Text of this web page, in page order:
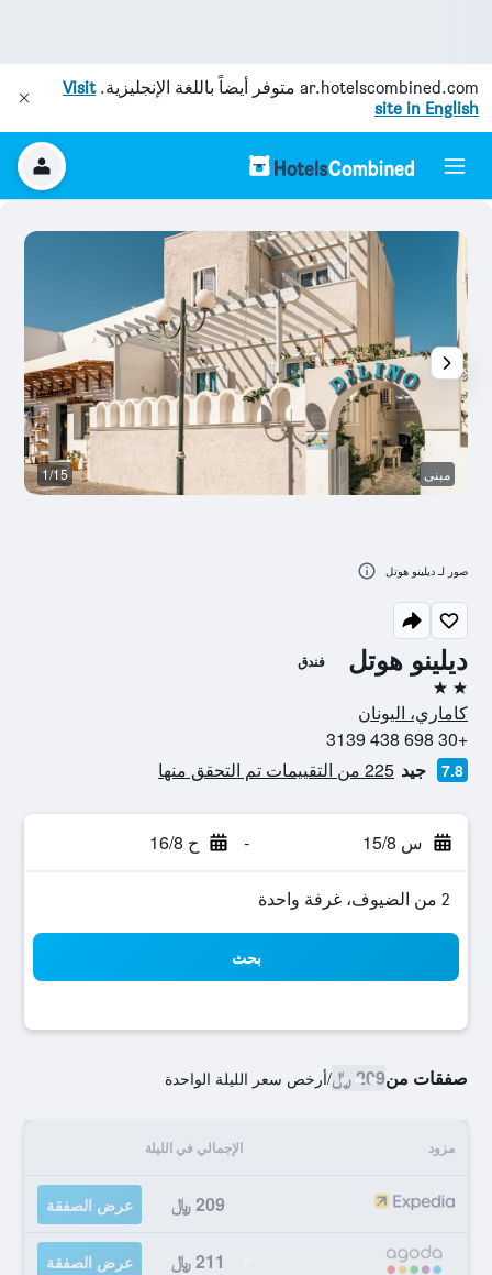
ar.hotelscombined.com متوفر أيضاً باللغة الإنجليزية.Visit
site in English
ديلينو هوتل فندق
2 نجمتين
كاماري، اليونان
+30 698 438 3139
7.8 جيد 225 من التقييمات تم التحقق منها
س 15/8 - ح 16/8
2 من الضيوف، غرفة واحدة
بحث
صفقات من209 ﷼ /أرخص سعر الليلة الواحدة
مزود الإجمالي في الليلة
209 ﷼ عرض الصفقة
211 ﷼ عرض الصفقة
مبنى 1/15
صور لـ ديلينو هوتل